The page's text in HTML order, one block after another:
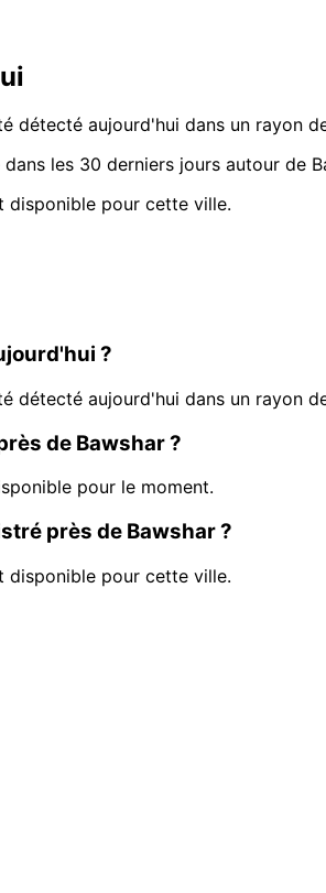
détecté aujourd'hui dans un rayon
les 30 derniers jours autour de
disponible pour cette ville.
?
détecté aujourd'hui dans un rayon
de Bawshar ?
pour le moment.
près de Bawshar ?
disponible pour cette ville.